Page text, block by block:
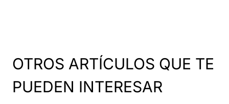
OTROS ARTÍCULOS QUE TE
PUEDEN INTERESAR